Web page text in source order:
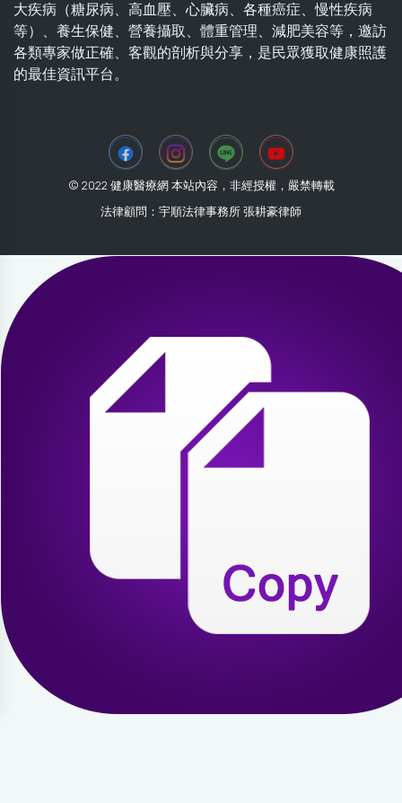
大疾病（糖尿病、高血壓、心臟病、各種癌症、慢性疾病
等）、養生保健、營養攝取、體重管理、減肥美容等，邀訪
各類專家做正確、客觀的剖析與分享，是民眾獲取健康照護
的最佳資訊平台。
© 2022 健康醫療網 本站內容，非經授權，嚴禁轉載
法律顧問：宇順法律事務所 張耕豪律師